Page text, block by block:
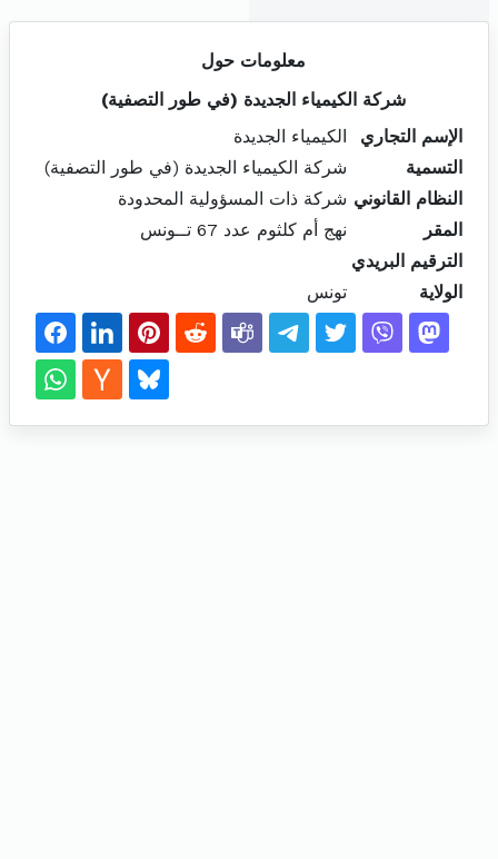
معلومات حول
شركة الكيمياء الجديدة (في طور التصفية)
الإسم التجاري
الكيمياء الجديدة
التسمية
شركة الكيمياء الجديدة (في طور التصفية)
النظام القانوني شركة ذات المسؤولية المحدودة
المقر
نهج أم كلثوم عدد 67 تــونس
الترقيم البريدي
الولاية
تونس